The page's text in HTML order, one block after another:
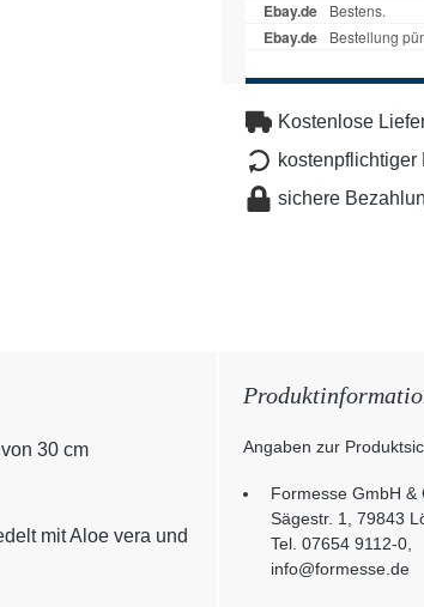
Kostenlose
kostenpflichtiger
sichere
30 cm
mit Aloe vera und
Angaben zur
Formesse GmbH &
Sägestr. 1, 79843
Tel. 07654 9112-0,
info@formesse.de